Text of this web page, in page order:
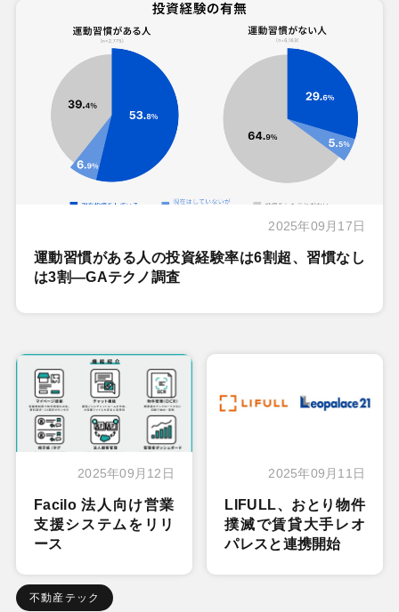
2025年09月17日
運動習慣がある人の投資経験率は6割超、習慣なし
は3割―GAテクノ調査
2025年09月12日
Facilo 法人向け営業
支援システムをリリ
ース
不動産テック
2025年09月11日
LIFULL、おとり物件
撲滅で賃貸大手レオ
パレスと連携開始